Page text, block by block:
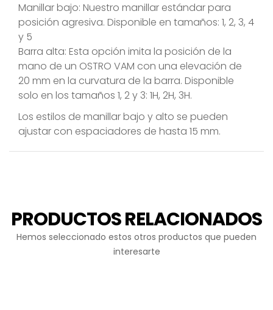
Manillar bajo: Nuestro manillar estándar para
posición agresiva. Disponible en tamaños: 1, 2, 3, 4
y 5
Barra alta: Esta opción imita la posición de la
mano de un OSTRO VAM con una elevación de
20 mm en la curvatura de la barra. Disponible
solo en los tamaños 1, 2 y 3: 1H, 2H, 3H.
Los estilos de manillar bajo y alto se pueden
ajustar con espaciadores de hasta 15 mm.
PRODUCTOS RELACIONADOS
Hemos seleccionado estos otros productos que pueden
interesarte